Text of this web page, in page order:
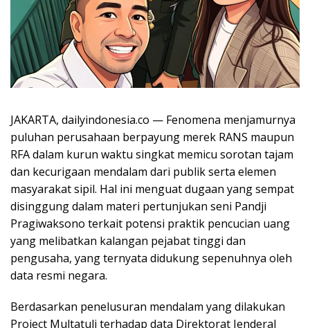
JAKARTA, dailyindonesia.co — Fenomena menjamurnya
puluhan perusahaan berpayung merek RANS maupun
RFA dalam kurun waktu singkat memicu sorotan tajam
dan kecurigaan mendalam dari publik serta elemen
masyarakat sipil. Hal ini menguat dugaan yang sempat
disinggung dalam materi pertunjukan seni Pandji
Pragiwaksono terkait potensi praktik pencucian uang
yang melibatkan kalangan pejabat tinggi dan
pengusaha, yang ternyata didukung sepenuhnya oleh
data resmi negara.
Berdasarkan penelusuran mendalam yang dilakukan
Project Multatuli terhadap data Direktorat Jenderal